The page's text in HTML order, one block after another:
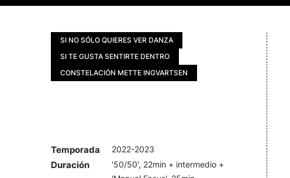
SI NO SÓLO QUIERES VER DANZA
SI TE GUSTA SENTIRTE DENTRO
CONSTELACIÓN METTE INGVARTSEN
Temporada 2022-2023
Duración
'50/50', 22min + intermedio +